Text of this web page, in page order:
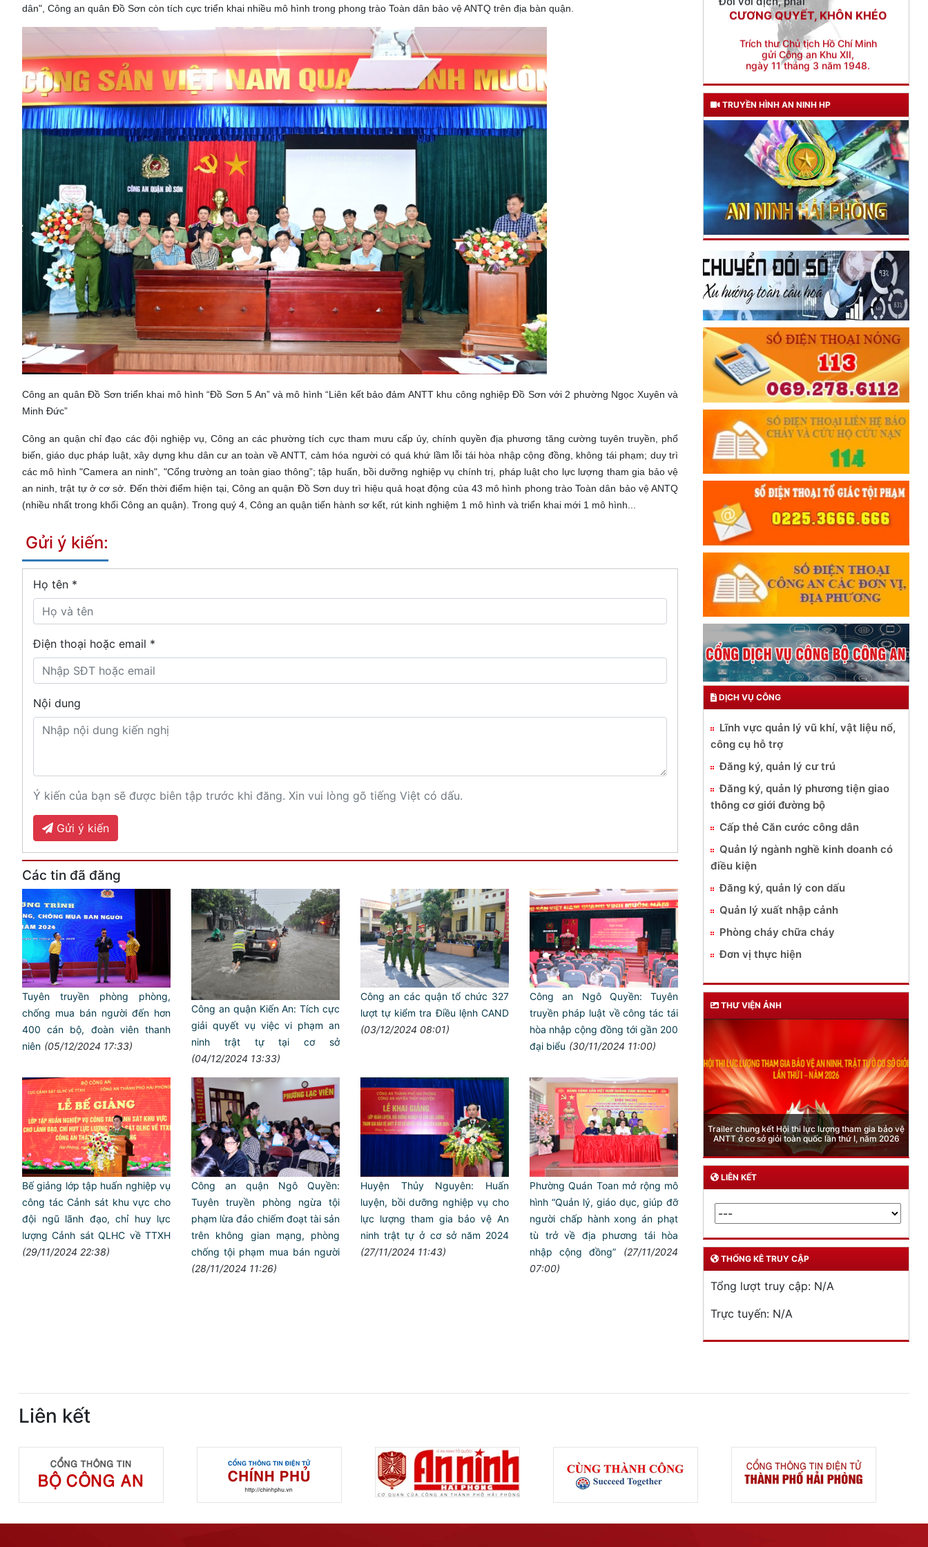
dân", Công an quân Đồ Sơn còn tích cực triển khai nhiều mô hình trong phong trào Toàn dân bảo vệ ANTQ trên địa bàn quận.
Công an quân Đồ Sơn triển khai mô hình “Đồ Sơn 5 An” và mô hình “Liên kết bảo đảm ANTT khu công nghiệp Đồ Sơn với 2 phường Ngọc Xuyên và
Minh Đức”
Công an quận chỉ đạo các đội nghiệp vụ, Công an các phường tích cực tham mưu cấp ủy, chính quyền địa phương tăng cường tuyên truyền, phổ
biến, giáo dục pháp luật, xây dựng khu dân cư an toàn về ANTT, cảm hóa người có quá khứ lầm lỗi tái hòa nhập cộng đồng, không tái phạm; duy trì
các mô hình "Camera an ninh", "Cổng trường an toàn giao thông”; tập huấn, bồi dưỡng nghiệp vụ chính trị, pháp luật cho lực lượng tham gia bảo vệ
an ninh, trật tự ở cơ sở. Đến thời điểm hiện tại, Công an quận Đồ Sơn duy trì hiệu quả hoạt động của 43 mô hình phong trào Toàn dân bảo vệ ANTQ
(nhiều nhất trong khối Công an quận). Trong quý 4, Công an quận tiến hành sơ kết, rút kinh nghiệm 1 mô hình và triển khai mới 1 mô hình...
Gửi ý kiến:
Họ tên *
Điện thoại hoặc email *
Nội dung
Ý kiến của bạn sẽ được biên tập trước khi đăng. Xin vui lòng gõ tiếng Việt có dấu.
Gửi ý kiến
Các tin đã đăng
Tuyên truyền phòng phòng,
chống mua bán người đến hơn
400 cán bộ, đoàn viên thanh
niên (05/12/2024 17:33)
Công an quận Kiến An: Tích cực
giải quyết vụ việc vi phạm an
ninh trật tự tại cơ sở
(04/12/2024 13:33)
Công an các quận tổ chức 327
lượt tự kiểm tra Điều lệnh CAND
(03/12/2024 08:01)
Công an Ngô Quyền: Tuyên
truyền pháp luật về công tác tái
hòa nhập cộng đồng tới gần 200
đại biểu (30/11/2024 11:00)
Bế giảng lớp tập huấn nghiệp vụ
công tác Cảnh sát khu vực cho
đội ngũ lãnh đạo, chỉ huy lực
lượng Cảnh sát QLHC về TTXH
(29/11/2024 22:38)
Công an quận Ngô Quyền:
Tuyên truyền phòng ngừa tội
phạm lừa đảo chiếm đoạt tài sản
trên không gian mạng, phòng
chống tội phạm mua bán người
(28/11/2024 11:26)
Huyện Thủy Nguyên: Huấn
luyện, bồi dưỡng nghiệp vụ cho
lực lượng tham gia bảo vệ An
ninh trật tự ở cơ sở năm 2024
(27/11/2024 11:43)
Phường Quán Toan mở rộng mô
hình “Quản lý, giáo dục, giúp đỡ
người chấp hành xong án phạt
tù trở về địa phương tái hòa
nhập cộng đồng”
(27/11/2024
07:00)
Trích thư Chủ tịch Hồ Chí Minh
gửi Công an Khu XII,
ngày 11 tháng 3 năm 1948.
TRUYỀN HÌNH AN NINH HP
DỊCH VỤ CÔNG
Lĩnh vực quản lý vũ khí, vật liệu nổ,
công cụ hỗ trợ
Đăng ký, quản lý cư trú
Đăng ký, quản lý phương tiện giao
thông cơ giới đường bộ
Cấp thẻ Căn cước công dân
Quản lý ngành nghề kinh doanh có
điều kiện
Đăng ký, quản lý con dấu
Quản lý xuất nhập cảnh
Phòng cháy chữa cháy
Đơn vị thực hiện
THƯ VIỆN ẢNH
Phòng Quản lý xuất nhập cảnh: Hướng dẫn những
quy định mới trong lĩnh vực xuất cảnh, nhập cảnh
của công dân việt nam từ ngày 01/7/2026
LIÊN KẾT
THỐNG KÊ TRUY CẬP
Tổng lượt truy cập: N/A
Trực tuyến: N/A
Liên kết